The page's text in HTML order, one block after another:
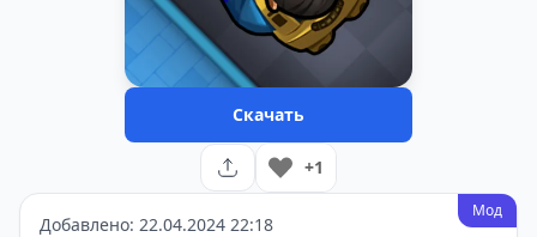
Скачать
+1
Мод
Добавлено: 22.04.2024 22:18